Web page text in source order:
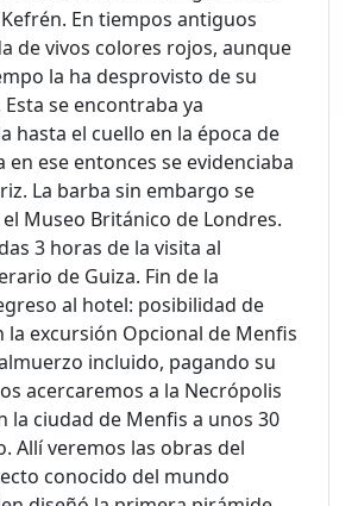
En tiempos antiguos
de vivos colores rojos, aunque
la ha desprovisto de su
se encontraba ya
hasta el cuello en la época de
en ese entonces se evidenciaba
La barba sin embargo se
Museo Británico de Londres.
3 horas de la visita al
de Guiza. Fin de la
al hotel: posibilidad de
la excursión Opcional de Menfis
incluido, pagando su
acercaremos a la Necrópolis
la ciudad de Menfis a unos 30
Allí veremos las obras del
conocido del mundo